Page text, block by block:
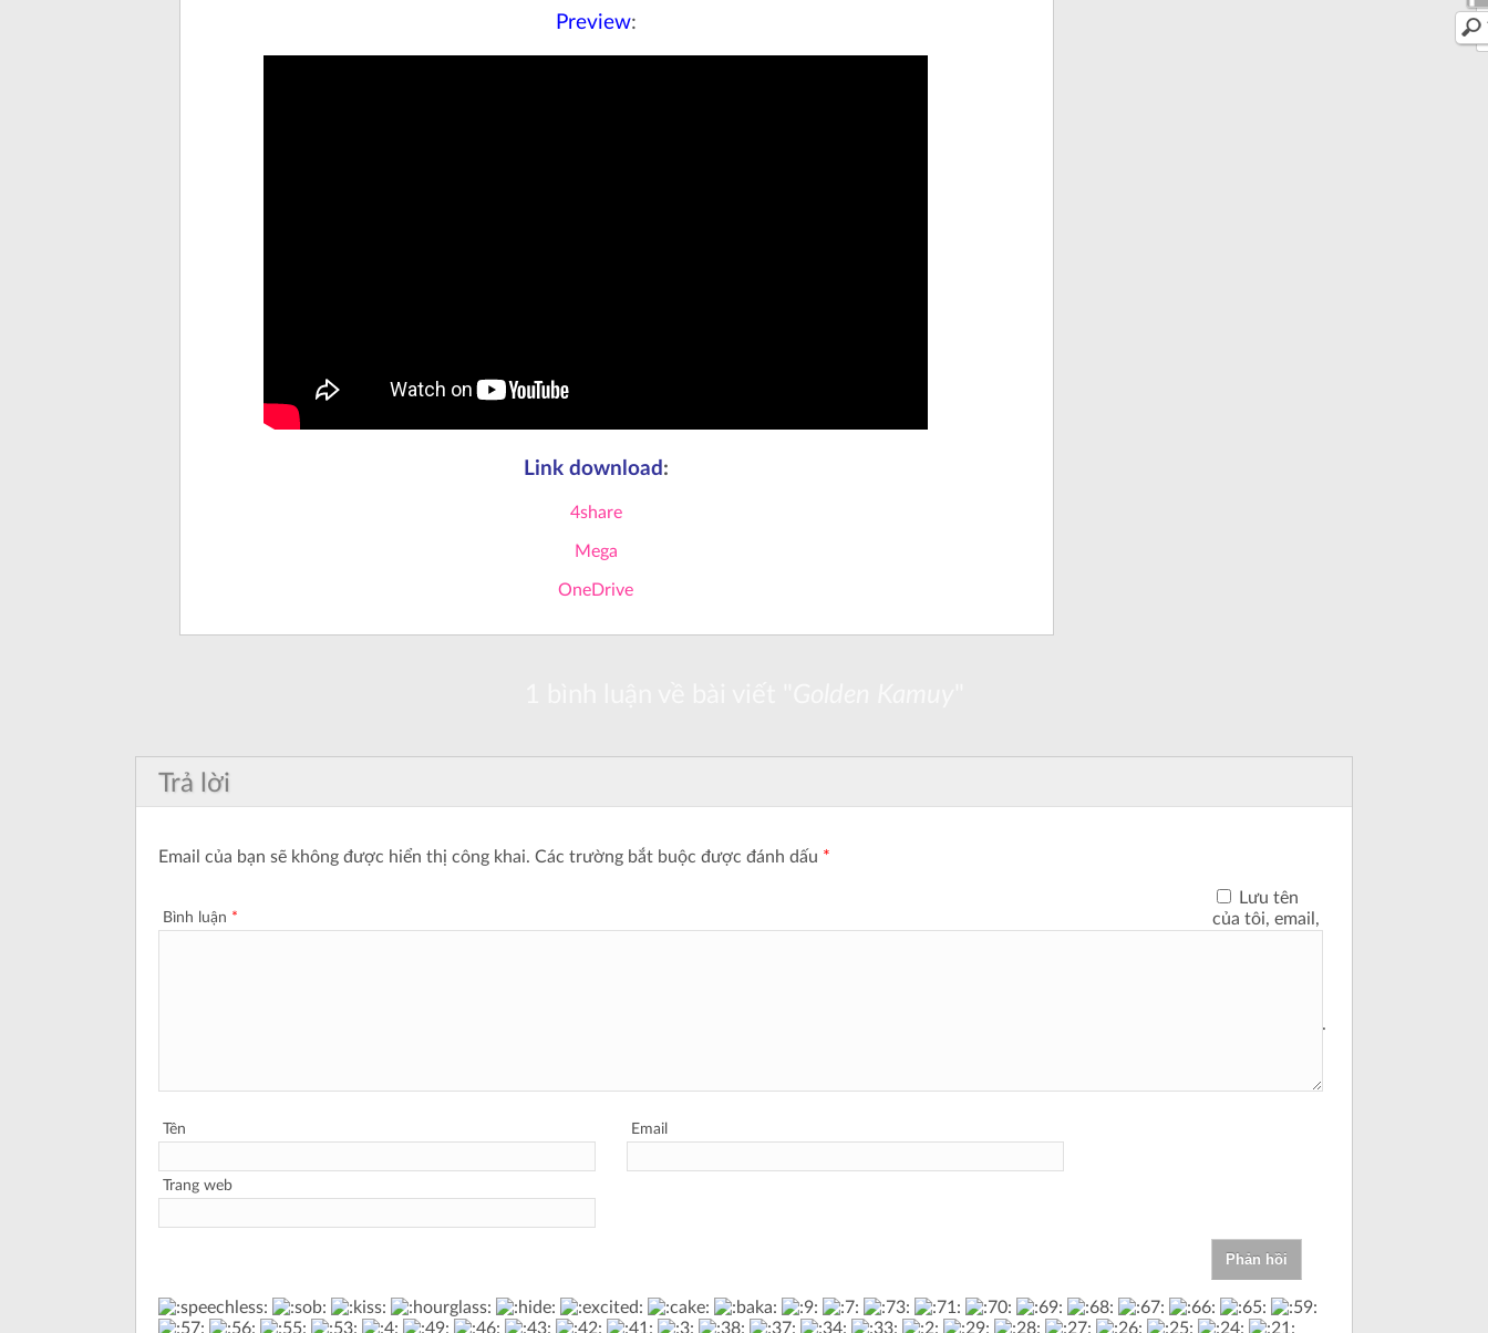
Preview:
Link download :
4share
Mega
OneDrive
Trả lời
Email của bạn sẽ không được hiển thị công khai. Các trường bắt buộc được đánh dấu *
Bình luận *
Tên Email
Trang web
Lưu tên
của tôi, email,
kế tiếp của tôi.